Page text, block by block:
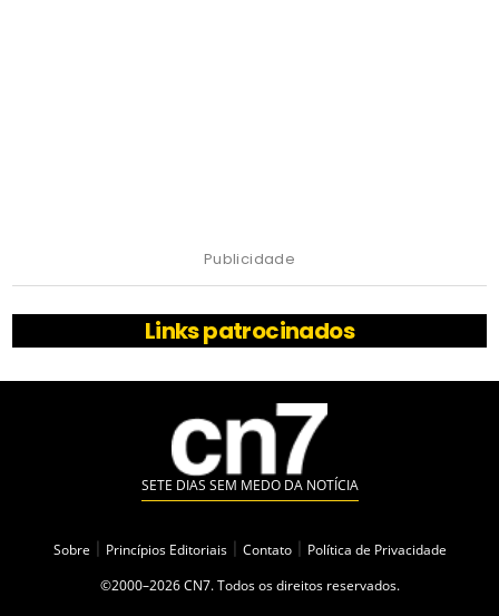
Publicidade
Links patrocinados
SETE DIAS SEM MEDO DA NOTÍCIA
Sobre Princípios Editoriais Contato
Política de Privacidade
©2000–2026 CN7. Todos os direitos reservados.